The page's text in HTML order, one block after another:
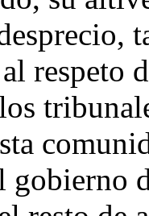
respeto
gobierno